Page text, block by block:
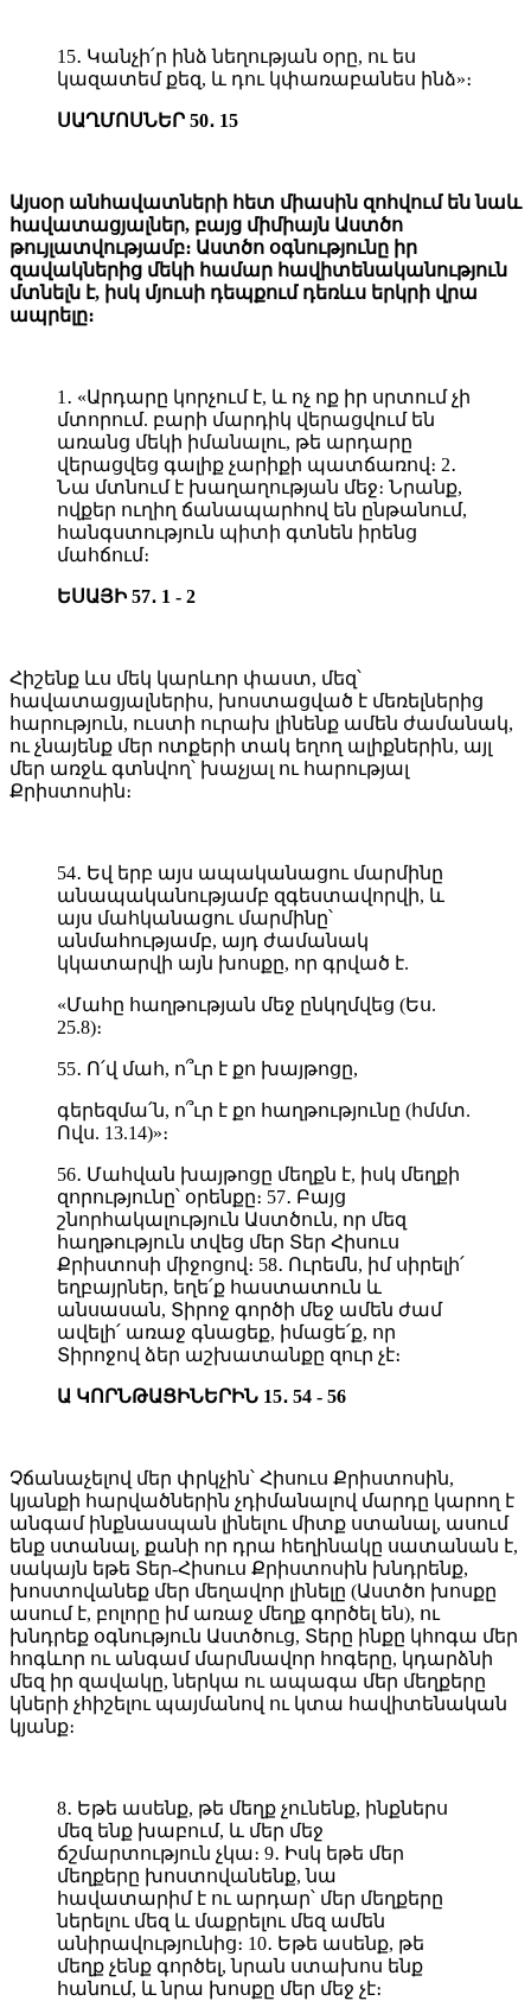
15․ Կանչի՛ր ինձ նեղության օրը, ու ես
կազատեմ քեզ, և դու կփառաբանես ինձ»։
ՍԱՂՄՈՍՆԵՐ 50․ 15
Այսօր անհավատների հետ միասին զոհվում են նաև
հավատացյալներ, բայց միմիայն Աստծո
թույլատվությամբ։ Աստծո օգնությունը իր
զավակներից մեկի համար հավիտենականություն
մտնելն է, իսկ մյուսի դեպքում դեռևս երկրի վրա
ապրելը։
1․ «Արդարը կորչում է, և ոչ ոք իր սրտում չի
մտորում. բարի մարդիկ վերացվում են
առանց մեկի իմանալու, թե արդարը
վերացվեց գալիք չարիքի պատճառով։ 2․
Նա մտնում է խաղաղության մեջ։ Նրանք,
ովքեր ուղիղ ճանապարհով են ընթանում,
հանգստություն պիտի գտնեն իրենց
մահճում։
ԵՍԱՅԻ 57․ 1 - 2
Հիշենք ևս մեկ կարևոր փաստ, մեզ՝
հավատացյալներիս, խոստացված է մեռելներից
հարություն, ուստի ուրախ լինենք ամեն ժամանակ,
ու չնայենք մեր ոտքերի տակ եղող ալիքներին, այլ
մեր առջև գտնվող՝ խաչյալ ու հարությալ
Քրիստոսին։
54․ Եվ երբ այս ապականացու մարմինը
անապականությամբ զգեստավորվի, և
այս մահկանացու մարմինը՝
անմահությամբ, այդ ժամանակ
կկատարվի այն խոսքը, որ գրված է.
«Մահը հաղթության մեջ ընկղմվեց (Ես.
25.8)։
55․ Ո՛վ մահ, ո՞ւր է քո խայթոցը,
գերեզմա՛ն, ո՞ւր է քո հաղթությունը (հմմտ.
Ովս. 13.14)»։
56․ Մահվան խայթոցը մեղքն է, իսկ մեղքի
զորությունը՝ օրենքը։ 57․ Բայց
շնորհակալություն Աստծուն, որ մեզ
հաղթություն տվեց մեր Տեր Հիսուս
Քրիստոսի միջոցով։ 58․ Ուրեմն, իմ սիրելի՛
եղբայրներ, եղե՛ք հաստատուն և
անսասան, Տիրոջ գործի մեջ ամեն ժամ
ավելի՛ առաջ գնացեք, իմացե՛ք, որ
Տիրոջով ձեր աշխատանքը զուր չէ։
Ա ԿՈՐՆԹԱՑԻՆԵՐԻՆ 15․ 54 - 56
Չճանաչելով մեր փրկչին՝ Հիսուս Քրիստոսին,
կյանքի հարվածներին չդիմանալով մարդը կարող է
անգամ ինքնասպան լինելու միտք ստանալ, ասում
ենք ստանալ, քանի որ դրա հեղինակը սատանան է,
սակայն եթե Տեր-Հիսուս Քրիստոսին խնդրենք,
խոստովանեք մեր մեղավոր լինելը (Աստծո խոսքը
ասում է, բոլորը իմ առաջ մեղք գործել են), ու
խնդրեք օգնություն Աստծուց, Տերը ինքը կհոգա մեր
հոգևոր ու անգամ մարմնավոր հոգերը, կդարձնի
մեզ իր զավակը, ներկա ու ապագա մեր մեղքերը
կների չհիշելու պայմանով ու կտա հավիտենական
կյանք։
8․ Եթե ասենք, թե մեղք չունենք, ինքներս
մեզ ենք խաբում, և մեր մեջ
ճշմարտություն չկա։ 9․ Իսկ եթե մեր
մեղքերը խոստովանենք, նա
հավատարիմ է ու արդար՝ մեր մեղքերը
ներելու մեզ և մաքրելու մեզ ամեն
անիրավությունից։ 10․ Եթե ասենք, թե
մեղք չենք գործել, նրան ստախոս ենք
հանում, և նրա խոսքը մեր մեջ չէ։